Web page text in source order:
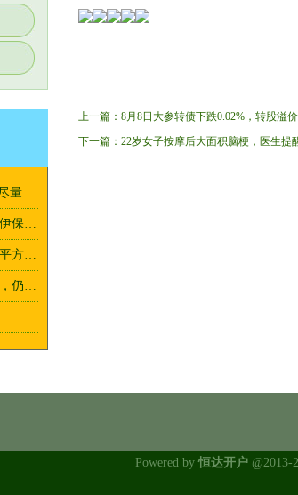
“人有恶癖不可交”：要尽量远离，有这6种癖好的人
男子世界前十：麦克罗伊保持第三 森川升到第八位
萨摩亚群岛面积为3030平方千米
洗米华上诉失败首发声，仍不知自己错在哪里，未提到妻女及情人
上一篇： 8月8日大参转债下跌0.02%，转股溢
下一篇： 22岁女子按摩后大面积脑梗，医生提
Powered by恒达开户 @2013-